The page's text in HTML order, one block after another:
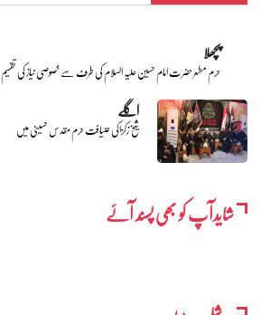
پچھلا
حرم مطہر حضرت امام حسین علیہ السلام کی طرف سے خصوصی نیاز کی تقسیم
اگلے
شیخ زکزاکی ضیافت حرم مقدس حسینی میں
شایدآپ کو بھی پسند آئے